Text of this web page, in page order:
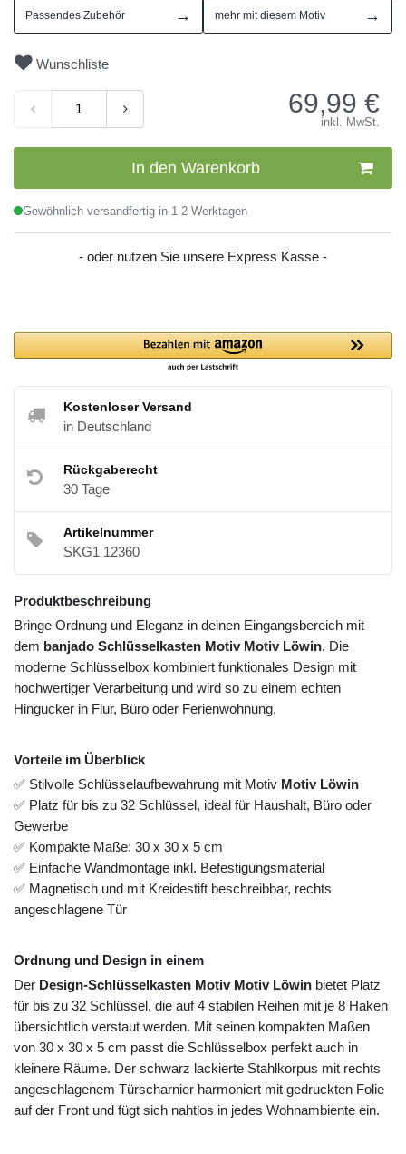
Passendes Zubehör → mehr mit diesem Motiv →
Wunschliste
69,99 €
inkl. MwSt.
In den Warenkorb
Gewöhnlich versandfertig in 1-2 Werktagen
- oder nutzen Sie unsere Express Kasse -
Kostenloser Versand
in Deutschland
Rückgaberecht
30 Tage
Artikelnummer
SKG1 12360
Produktbeschreibung
Bringe Ordnung und Eleganz in deinen Eingangsbereich mit
dem banjado Schlüsselkasten Motiv Motiv Löwin. Die
moderne Schlüsselbox kombiniert funktionales Design mit
hochwertiger Verarbeitung und wird so zu einem echten
Hingucker in Flur, Büro oder Ferienwohnung.
Vorteile im Überblick
✅ Stilvolle Schlüsselaufbewahrung mit Motiv Motiv Löwin
✅ Platz für bis zu 32 Schlüssel, ideal für Haushalt, Büro oder
Gewerbe
✅ Kompakte Maße: 30 x 30 x 5 cm
✅ Einfache Wandmontage inkl. Befestigungsmaterial
✅ Magnetisch und mit Kreidestift beschreibbar, rechts
angeschlagene Tür
Ordnung und Design in einem
Der Design-Schlüsselkasten Motiv Motiv Löwin bietet Platz
für bis zu 32 Schlüssel, die auf 4 stabilen Reihen mit je 8 Haken
übersichtlich verstaut werden. Mit seinen kompakten Maßen
von 30 x 30 x 5 cm passt die Schlüsselbox perfekt auch in
kleinere Räume. Der schwarz lackierte Stahlkorpus mit rechts
angeschlagenem Türscharnier harmoniert mit gedruckten Folie
auf der Front und fügt sich nahtlos in jedes Wohnambiente ein.